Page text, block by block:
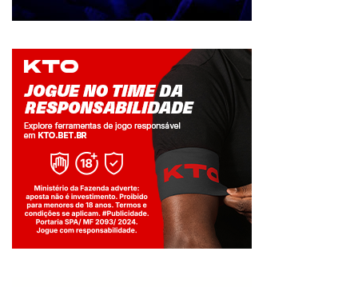
Jogue com responsabilidade. 18+